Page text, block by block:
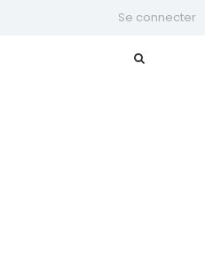
Se connecter